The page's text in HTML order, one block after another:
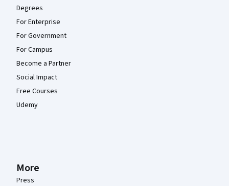
Degrees
For Enterprise
For Government
For Campus
Become a Partner
Social Impact
Free Courses
Udemy
More
Press